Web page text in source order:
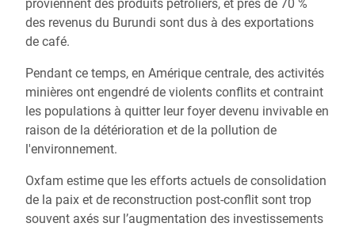
proviennent des produits pétroliers, et près de 70 %
des revenus du Burundi sont dus à des exportations
de café.
Pendant ce temps, en Amérique centrale, des activités
minières ont engendré de violents conflits et contraint
les populations à quitter leur foyer devenu invivable en
raison de la détérioration et de la pollution de
l'environnement.
Oxfam estime que les efforts actuels de consolidation
de la paix et de reconstruction post-conflit sont trop
souvent axés sur l’augmentation des investissements